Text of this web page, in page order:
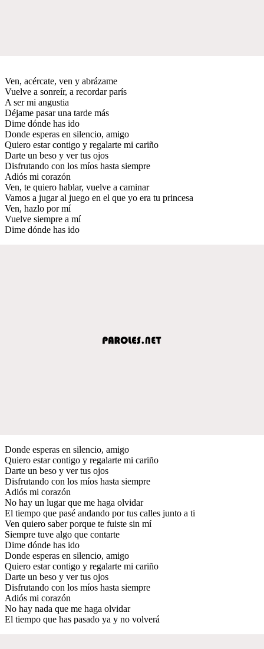
Ven, acércate, ven y abrázame
Vuelve a sonreír, a recordar parís
A ser mi angustia
Déjame pasar una tarde más
Dime dónde has ido
Donde esperas en silencio, amigo
Quiero estar contigo y regalarte mi cariño
Darte un beso y ver tus ojos
Disfrutando con los míos hasta siempre
Adiós mi corazón
Ven, te quiero hablar, vuelve a caminar
Vamos a jugar al juego en el que yo era tu princesa
Ven, hazlo por mí
Vuelve siempre a mí
Dime dónde has ido
Donde esperas en silencio, amigo
Quiero estar contigo y regalarte mi cariño
Darte un beso y ver tus ojos
Disfrutando con los míos hasta siempre
Adiós mi corazón
No hay un lugar que me haga olvidar
El tiempo que pasé andando por tus calles junto a ti
Ven quiero saber porque te fuiste sin mí
Siempre tuve algo que contarte
Dime dónde has ido
Donde esperas en silencio, amigo
Quiero estar contigo y regalarte mi cariño
Darte un beso y ver tus ojos
Disfrutando con los míos hasta siempre
Adiós mi corazón
No hay nada que me haga olvidar
El tiempo que has pasado ya y no volverá